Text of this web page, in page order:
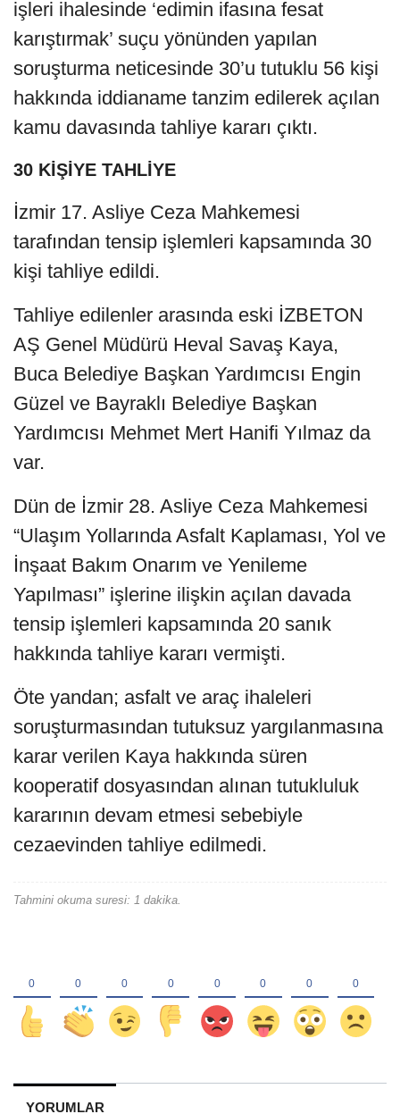
işleri ihalesinde ‘edimin ifasına fesat
karıştırmak’ suçu yönünden yapılan
soruşturma neticesinde 30’u tutuklu 56 kişi
hakkında iddianame tanzim edilerek açılan
kamu davasında tahliye kararı çıktı.
30 KİŞİYE TAHLİYE
İzmir 17. Asliye Ceza Mahkemesi
tarafından tensip işlemleri kapsamında 30
kişi tahliye edildi.
Tahliye edilenler arasında eski İZBETON
AŞ Genel Müdürü Heval Savaş Kaya,
Buca Belediye Başkan Yardımcısı Engin
Güzel ve Bayraklı Belediye Başkan
Yardımcısı Mehmet Mert Hanifi Yılmaz da
var.
Dün de İzmir 28. Asliye Ceza Mahkemesi
“Ulaşım Yollarında Asfalt Kaplaması, Yol ve
İnşaat Bakım Onarım ve Yenileme
Yapılması” işlerine ilişkin açılan davada
tensip işlemleri kapsamında 20 sanık
hakkında tahliye kararı vermişti.
Öte yandan; asfalt ve araç ihaleleri
soruşturmasından tutuksuz yargılanmasına
karar verilen Kaya hakkında süren
kooperatif dosyasından alınan tutukluluk
kararının devam etmesi sebebiyle
cezaevinden tahliye edilmedi.
Tahmini okuma suresi: 1 dakika.
YORUMLAR